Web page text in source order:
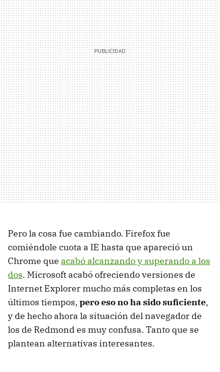
Pero la cosa fue cambiando. Firefox fue
comiéndole cuota a IE hasta que apareció un
Chrome que acabó alcanzando y superando a los
dos. Microsoft acabó ofreciendo versiones de
Internet Explorer mucho más completas en los
últimos tiempos, pero eso no ha sido suficiente,
y de hecho ahora la situación del navegador de
los de Redmond es muy confusa. Tanto que se
plantean alternativas interesantes.